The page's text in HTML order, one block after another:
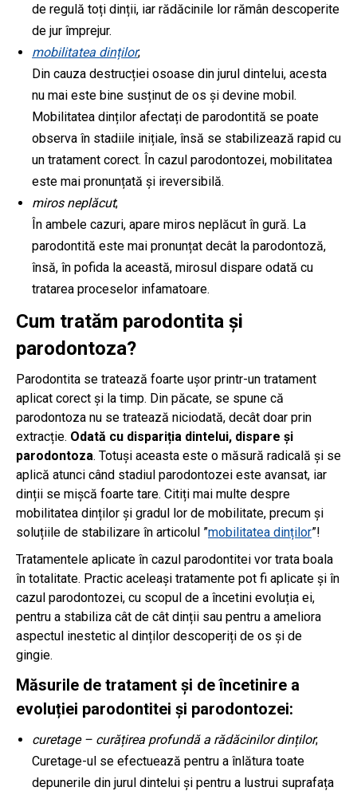
de regulă toți dinții, iar rădăcinile lor rămân descoperite
de jur împrejur.
mobilitatea dinților;
Din cauza destrucției osoase din jurul dintelui, acesta
nu mai este bine susținut de os și devine mobil.
Mobilitatea dinților afectați de parodontită se poate
observa în stadiile inițiale, însă se stabilizează rapid cu
un tratament corect. În cazul parodontozei, mobilitatea
este mai pronunțată și ireversibilă.
miros neplăcut;
În ambele cazuri, apare miros neplăcut în gură. La
parodontită este mai pronunțat decât la parodontoză,
însă, în pofida la această, mirosul dispare odată cu
tratarea proceselor infamatoare.
Cum tratăm parodontita și
parodontoza?
Parodontita se tratează foarte ușor printr-un tratament
aplicat corect și la timp. Din păcate, se spune că
parodontoza nu se tratează niciodată, decât doar prin
extracție. Odată cu dispariția dintelui, dispare și
parodontoza. Totuși aceasta este o măsură radicală și se
aplică atunci când stadiul parodontozei este avansat, iar
dinții se mișcă foarte tare. Citiți mai multe despre
mobilitatea dinților și gradul lor de mobilitate, precum și
soluțiile de stabilizare în articolul ”mobilitatea dinților”!
Tratamentele aplicate în cazul parodontitei vor trata boala
în totalitate. Practic aceleași tratamente pot fi aplicate și în
cazul parodontozei, cu scopul de a încetini evoluția ei,
pentru a stabiliza cât de cât dinții sau pentru a ameliora
aspectul inestetic al dinților descoperiți de os și de
gingie.
Măsurile de tratament și de încetinire a
evoluției parodontitei și parodontozei:
curetage – curățirea profundă a rădăcinilor dinților;
Curetage-ul se efectuează pentru a înlătura toate
depunerile din jurul dintelui și pentru a lustrui suprafața